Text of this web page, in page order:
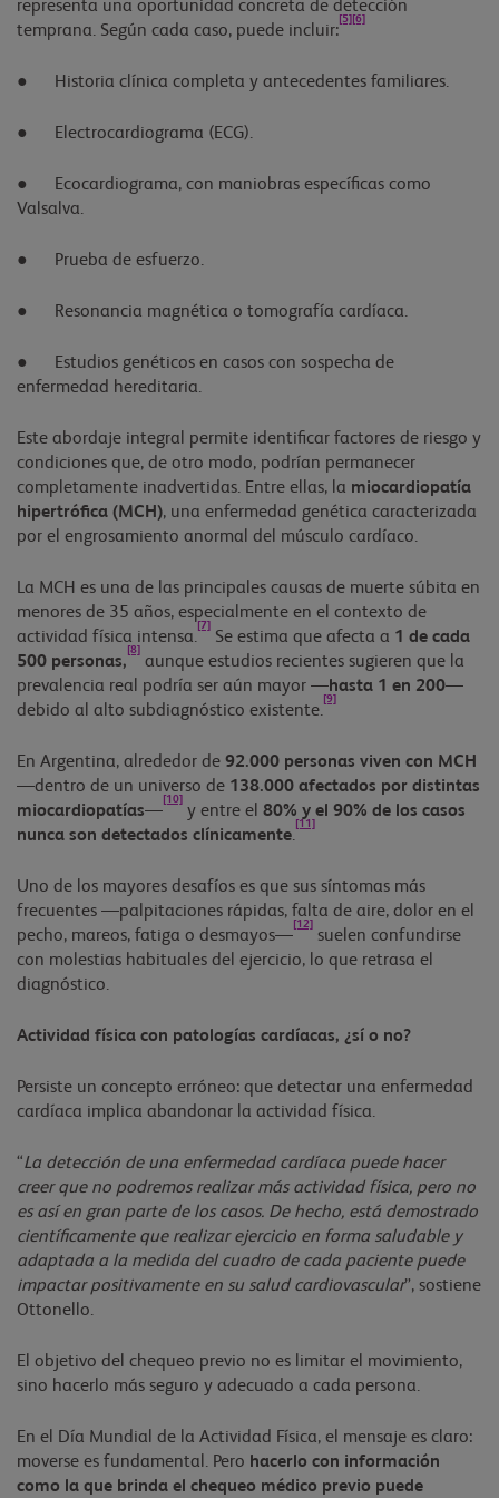
representa una oportunidad concreta de detección
temprana. Según cada caso, puede incluir:
[5] [6]
● Historia clínica completa y antecedentes familiares.
● Electrocardiograma (ECG).
● Ecocardiograma, con maniobras específicas como
Valsalva.
● Prueba de esfuerzo.
● Resonancia magnética o tomografía cardíaca.
● Estudios genéticos en casos con sospecha de
enfermedad hereditaria.
Este abordaje integral permite identificar factores de riesgo y
condiciones que, de otro modo, podrían permanecer
completamente inadvertidas. Entre ellas, la miocardiopatía
hipertrófica (MCH), una enfermedad genética caracterizada
por el engrosamiento anormal del músculo cardíaco.
La MCH es una de las principales causas de muerte súbita en
menores de 35 años, especialmente en el contexto de
actividad física intensa.
[7]
Se estima que afecta a 1 de cada
500 personas,
[8]
aunque estudios recientes sugieren que la
prevalencia real podría ser aún mayor —hasta 1 en 200—
debido al alto subdiagnóstico existente.
[9]
En Argentina, alrededor de 92.000 personas viven con MCH
—dentro de un universo de 138.000 afectados por distintas
miocardiopatías—
[10]
y entre el 80% y el 90% de los casos
nunca son detectados clínicamente.
[11]
Uno de los mayores desafíos es que sus síntomas más
frecuentes —palpitaciones rápidas, falta de aire, dolor en el
pecho, mareos, fatiga o desmayos—
[12]
suelen confundirse
con molestias habituales del ejercicio, lo que retrasa el
diagnóstico.
Actividad física con patologías cardíacas, ¿sí o no?
Persiste un concepto erróneo: que detectar una enfermedad
cardíaca implica abandonar la actividad física.
“La detección de una enfermedad cardíaca puede hacer
creer que no podremos realizar más actividad física, pero no
es así en gran parte de los casos. De hecho, está demostrado
científicamente que realizar ejercicio en forma saludable y
adaptada a la medida del cuadro de cada paciente puede
impactar positivamente en su salud cardiovascular”, sostiene
Ottonello.
El objetivo del chequeo previo no es limitar el movimiento,
sino hacerlo más seguro y adecuado a cada persona.
En el Día Mundial de la Actividad Física, el mensaje es claro:
moverse es fundamental. Pero hacerlo con información
como la que brinda el chequeo médico previo puede